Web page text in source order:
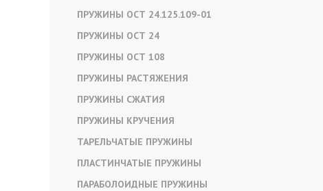
ПРУЖИНЫ ОСТ 24.125.109-01
ПРУЖИНЫ ОСТ 24
ПРУЖИНЫ ОСТ 108
ПРУЖИНЫ РАСТЯЖЕНИЯ
ПРУЖИНЫ СЖАТИЯ
ПРУЖИНЫ КРУЧЕНИЯ
ТАРЕЛЬЧАТЫЕ ПРУЖИНЫ
ПЛАСТИНЧАТЫЕ ПРУЖИНЫ
ПАРАБОЛОИДНЫЕ ПРУЖИНЫ